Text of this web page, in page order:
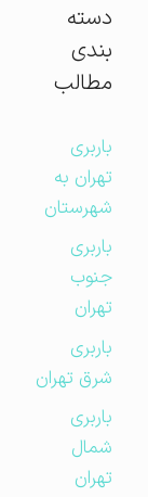
دسته
بندی
مطالب
باربری
تهران به
شهرستان
باربری
جنوب
تهران
باربری
شرق تهران
باربری
شمال
تهران